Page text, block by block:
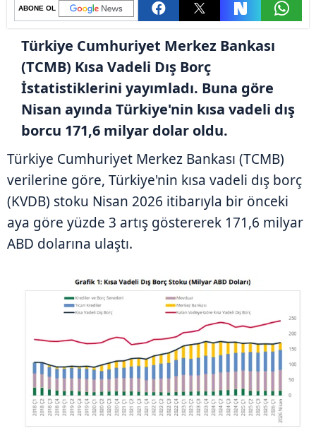
ABONE OL
Türkiye Cumhuriyet Merkez Bankası
(TCMB) Kısa Vadeli Dış Borç
İstatistiklerini yayımladı. Buna göre
Nisan ayında Türkiye'nin kısa vadeli dış
borcu 171,6 milyar dolar oldu.
Türkiye Cumhuriyet Merkez Bankası (TCMB)
verilerine göre, Türkiye'nin kısa vadeli dış borç
(KVDB) stoku Nisan 2026 itibarıyla bir önceki
aya göre yüzde 3 artış göstererek 171,6 milyar
ABD dolarına ulaştı.